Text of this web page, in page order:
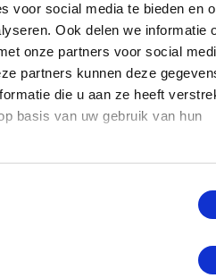
voor social media te bieden en
Ook delen we informatie
onze partners voor social
partners kunnen deze
die u aan ze heeft
basis van uw gebruik van hun
wachten en om te
kop koffie. Alle reparaties
gecertificeerde
alleen originele Huawei
daarom niet uit en
vandaag nog langs bij